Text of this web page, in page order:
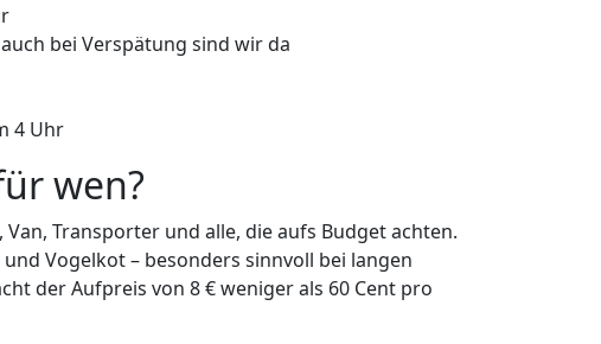
bei Verspätung sind wir da
4 Uhr
wen?
Transporter und alle, die aufs Budget achten.
Vogelkot – besonders sinnvoll bei langen
der Aufpreis von 8 € weniger als 60 Cent pro